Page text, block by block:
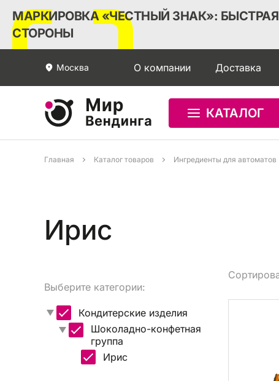
МАРКИРОВКА «ЧЕСТНЫЙ ЗНАК»:
СТОРОНЫ
Москва О компании Доставка
КАТАЛОГ
Главная Каталог товаров Ингредиенты для автоматов
Ирис
Выберите категории:
Кондитерские изделия
Шоколадно-конфетная
группа
Ирис